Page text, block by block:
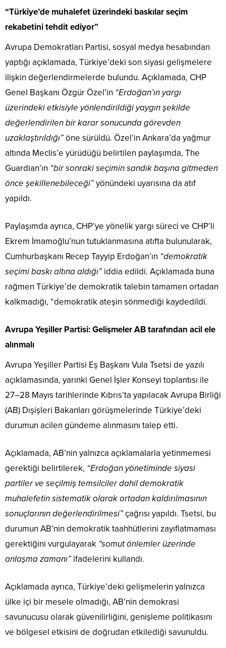
“Türkiye’de muhalefet üzerindeki baskılar seçim
rekabetini tehdit ediyor”
Avrupa Demokratları Partisi, sosyal medya hesabından
yaptığı açıklamada, Türkiye’deki son siyasi gelişmelere
ilişkin değerlendirmelerde bulundu. Açıklamada, CHP
Genel Başkanı Özgür Özel’in “Erdoğan’ın yargı
üzerindeki etkisiyle yönlendirildiği yaygın şekilde
değerlendirilen bir karar sonucunda görevden
uzaklaştırıldığı”öne sürüldü. Özel’in Ankara’da yağmur
altında Meclis’e yürüdüğü belirtilen paylaşımda, The
Guardian’ın “bir sonraki seçimin sandık başına gitmeden
önce şekillenebileceği”yönündeki uyarısına da atıf
yapıldı.
Paylaşımda ayrıca, CHP’ye yönelik yargı süreci ve CHP’li
Ekrem İmamoğlu’nun tutuklanmasına atıfta bulunularak,
Cumhurbaşkanı Recep Tayyip Erdoğan’ın “demokratik
seçimi baskı altına aldığı” iddia edildi. Açıklamada buna
rağmen Türkiye’de demokratik talebin tamamen ortadan
kalkmadığı, “demokratik ateşin sönmediği kaydedildi.
Avrupa Yeşiller Partisi: Gelişmeler AB tarafından acil ele
alınmalı
Avrupa Yeşiller Partisi Eş Başkanı Vula Tsetsi de yazılı
açıklamasında, yarınki Genel İşler Konseyi toplantısı ile
27–28 Mayıs tarihlerinde Kıbrıs’ta yapılacak Avrupa Birliği
(AB) Dışişleri Bakanları görüşmelerinde Türkiye’deki
durumun acilen gündeme alınmasını talep etti.
Açıklamada, AB’nin yalnızca açıklamalarla yetinmemesi
gerektiği belirtilerek, “Erdoğan yönetiminde siyasi
partiler ve seçilmiş temsilciler dahil demokratik
muhalefetin sistematik olarak ortadan kaldırılmasının
sonuçlarının değerlendirilmesi”çağrısı yapıldı. Tsetsi, bu
durumun AB’nin demokratik taahhütlerini zayıflatmaması
gerektiğini vurgulayarak “somut önlemler üzerinde
anlaşma zamanı” ifadelerini kullandı.
Açıklamada ayrıca, Türkiye’deki gelişmelerin yalnızca
ülke içi bir mesele olmadığı, AB’nin demokrasi
savunucusu olarak güvenilirliğini, genişleme politikasını
ve bölgesel etkisini de doğrudan etkilediği savunuldu.